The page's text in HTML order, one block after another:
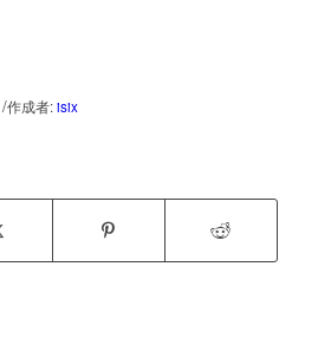
/作成者:isix